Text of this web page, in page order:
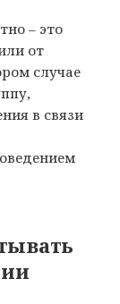
– это
от
случае
в связи